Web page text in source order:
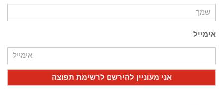
אימייל